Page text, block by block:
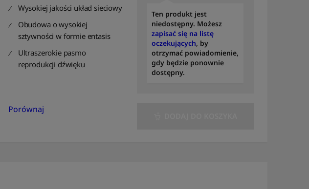
Sortuj po modelu: od A
do Z
Sortuj po modelu: od Z
do A
Sortuj według
Wysokiej jakości układ sieciowy
Obudowa o wysokiej
sztywności w formie entasis
Ultraszerokie pasmo
reprodukcji dźwięku
Ten produkt jest
niedostępny. Możesz
zapisać się na listę
oczekujących, by
otrzymać powiadomienie,
gdy będzie ponownie
dostępny.
Porównaj